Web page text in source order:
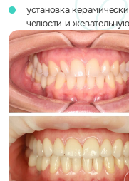
установка
челюсти и